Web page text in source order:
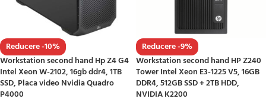
Reducere -10%
Workstation second hand Hp Z4 G4
Intel Xeon W-2102, 16gb ddr4, 1TB
SSD, Placa video Nvidia Quadro
P4000
Reducere -9%
Workstation second hand HP Z240
Tower Intel Xeon E3-1225 V5, 16GB
DDR4, 512GB SSD + 2TB HDD,
NVIDIA K2200